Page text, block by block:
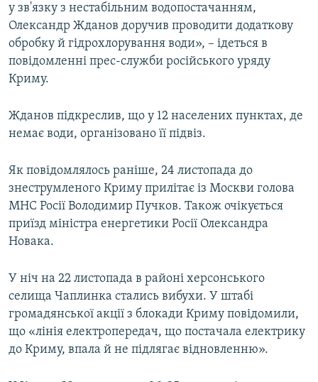
ІНФОГРАФІКА
ДОЛУЧАЙСЯ!
Усі сайти RFE/RL
у зв'язку з нестабільним водопостачанням,
Олександр Жданов доручив проводити додаткову
обробку й гідрохлорування води», – ідеться в
повідомленні прес-служби російського уряду
Криму.
Жданов підкреслив, що у 12 населених пунктах, де
немає води, організовано її підвіз.
Як повідомлялось раніше, 24 листопада до
знеструмленого Криму прилітає із Москви голова
МНС Росії Володимир Пучков. Також очікується
приїзд міністра енергетики Росії Олександра
Новака.
У ніч на 22 листопада в районі херсонського
селища Чаплинка стались вибухи. У штабі
громадянської акції з блокади Криму повідомили,
що «лінія електропередач, що постачала електрику
до Криму, впала й не підлягає відновленню».